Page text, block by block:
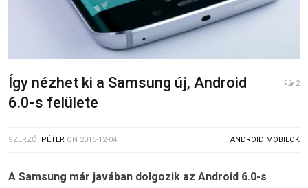
Így nézhet ki a Samsung új, Android
6.0-s felülete
2
SZERZŐ: PÉTER ON 2015-12-04 ANDROID MOBILOK
A Samsung már javában dolgozik az Android 6.0-s